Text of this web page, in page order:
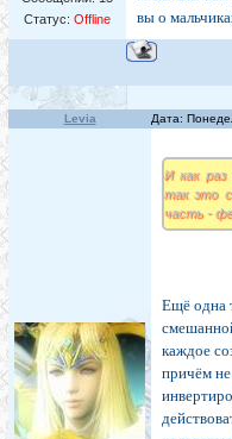
Статус: Offline
вы о
Levia Дата:
И как раз
так это
часть -
Ещё одна
каждое
причём